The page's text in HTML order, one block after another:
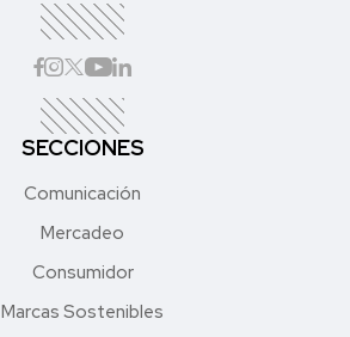
SECCIONES
Comunicación
Mercadeo
Consumidor
Marcas Sostenibles